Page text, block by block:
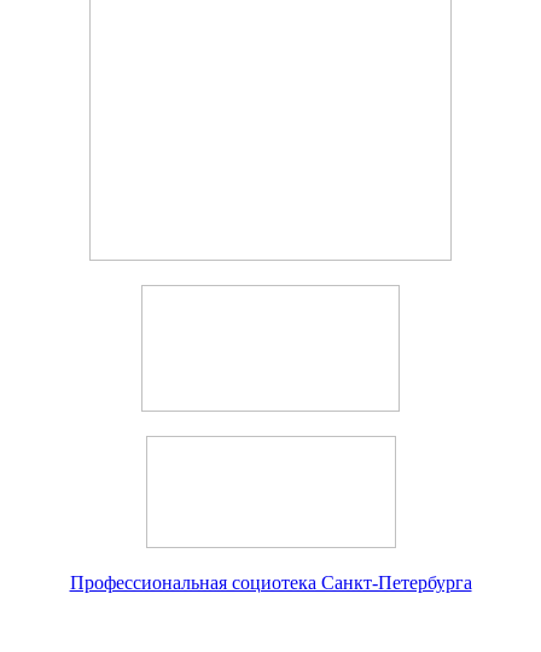
Профессиональная социотека Санкт-Петербурга